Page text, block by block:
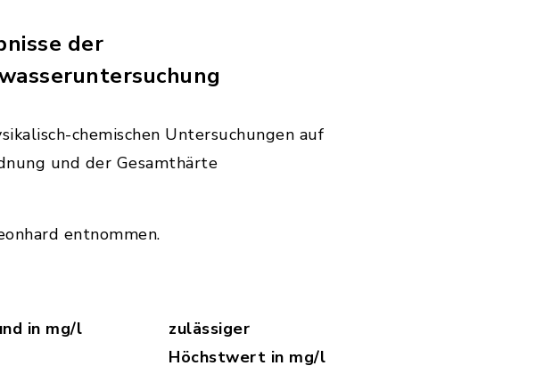
der
chemischen Untersuchungen auf
und der Gesamthärte
entnommen.
in mg/l
zulässiger
Höchstwert in mg/l